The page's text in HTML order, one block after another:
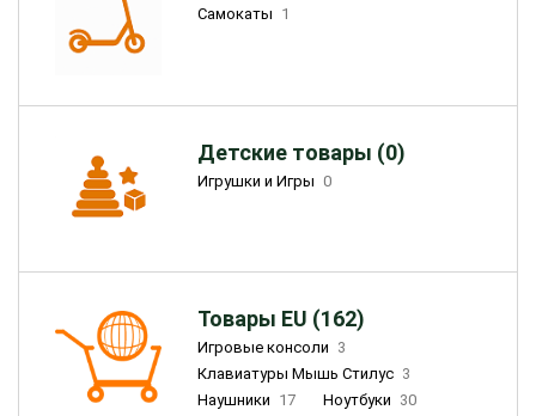
Самокаты 1
Детские товары (0)
Игрушки и Игры 0
Товары EU (162)
Игровые консоли 3
Клавиатуры Мышь Стилус 3
Наушники 17 Ноутбуки 30